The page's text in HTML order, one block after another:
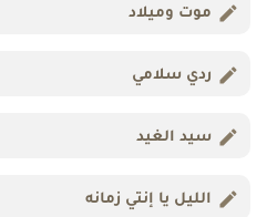
موت وميلاد
ردي سلامي
سيد الغيد
الليل يا إنتي زمانه